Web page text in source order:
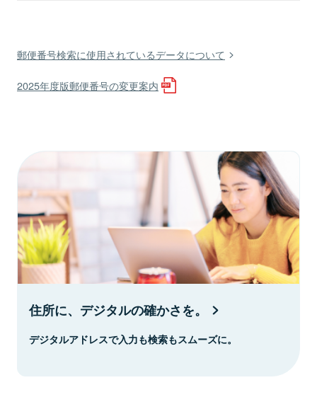
郵便番号検索に使用されているデータについて
2025年度版郵便番号の変更案内
住所に、デジタルの確かさを。
デジタルアドレスで入力も検索もスムーズに。